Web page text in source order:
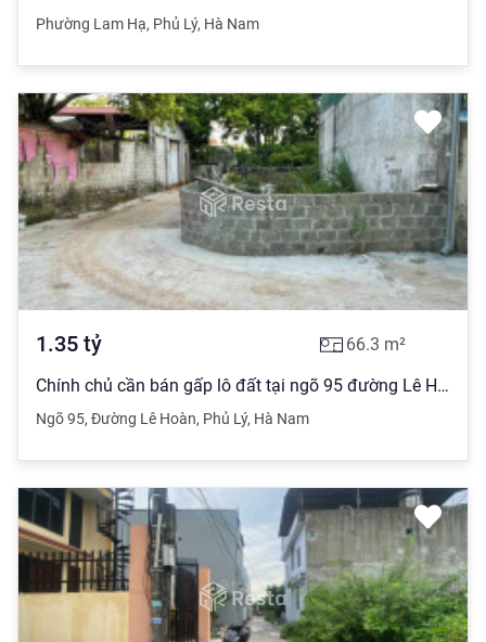
Phường Lam Hạ, Phủ Lý, Hà Nam
1.35 tỷ 66.3 m²
Chính chủ cần bán gấp lô đất tại ngõ 95 đường Lê Hoàn, phường Quang Trung, Phủ Lý, Hà Nam
Ngõ 95, Đường Lê Hoàn, Phủ Lý, Hà Nam